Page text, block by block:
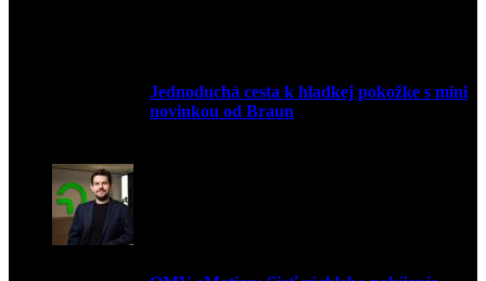
Jednoduchá cesta k hladkej pokožke s mini
novinkou od Braun